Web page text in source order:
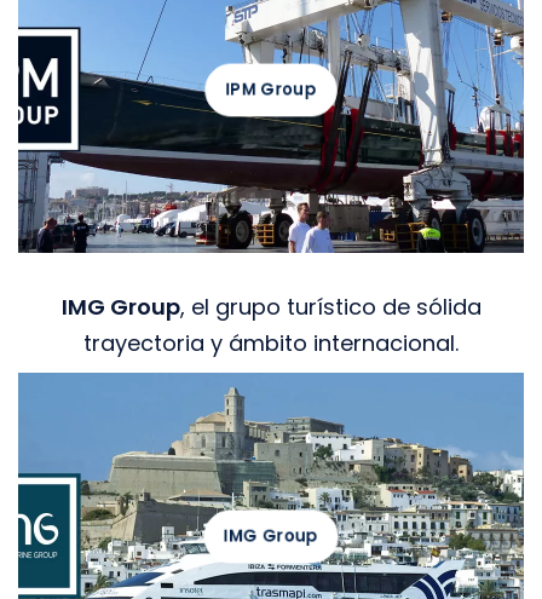
IPM Group
VER MÁS
IMG Group, el grupo turístico de sólida
trayectoria y ámbito internacional.
IMG Group
VER MÁS